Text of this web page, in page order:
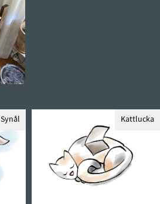
Synål Kattlucka